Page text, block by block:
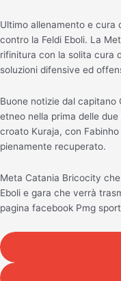
Ultimo allenamento e cura
contro la Feldi Eboli. La
rifinitura con la solita cura
soluzioni difensive ed
Buone notizie dal capitano
etneo nella prima delle
croato Kuraja, con
pienamente recuperato.
Meta Catania Bricocity
Eboli e gara che verrà
pagina facebook Pmg